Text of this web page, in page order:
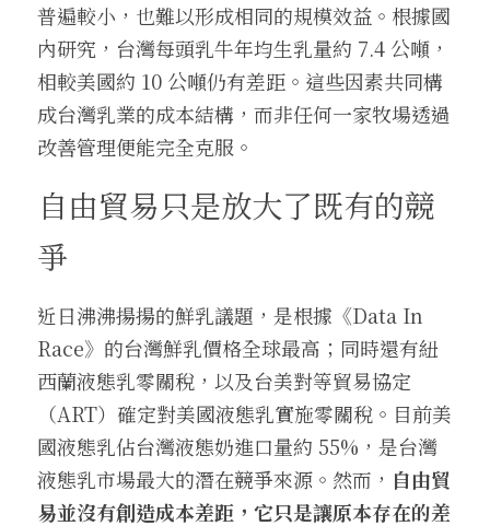
普遍較小，也難以形成相同的規模效益。根據國
內研究，台灣每頭乳牛年均生乳量約 7.4 公噸，
相較美國約 10 公噸仍有差距。這些因素共同構
成台灣乳業的成本結構，而非任何一家牧場透過
改善管理便能完全克服。
自由貿易只是放大了既有的競
爭
近日沸沸揚揚的鮮乳議題，是根據《Data In
Race》的台灣鮮乳價格全球最高；同時還有紐
西蘭液態乳零關稅，以及台美對等貿易協定
（ART）確定對美國液態乳實施零關稅。目前美
國液態乳佔台灣液態奶進口量約 55%，是台灣
液態乳市場最大的潛在競爭來源。然而， 自由貿
易並沒有創造成本差距，它只是讓原本存在的差